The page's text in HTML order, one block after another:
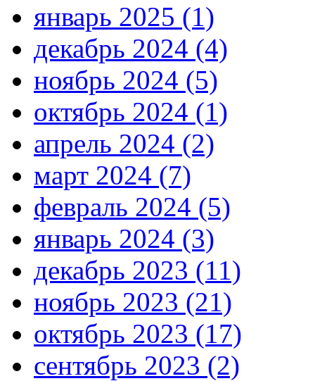
январь 2025 (1)
декабрь 2024 (4)
ноябрь 2024 (5)
октябрь 2024 (1)
апрель 2024 (2)
март 2024 (7)
февраль 2024 (5)
январь 2024 (3)
декабрь 2023 (11)
ноябрь 2023 (21)
октябрь 2023 (17)
сентябрь 2023 (2)